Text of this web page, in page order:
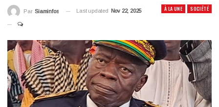
À LA UNE SOCIÉTÉ
Par Siaminfos Last updated Nov 22, 2025